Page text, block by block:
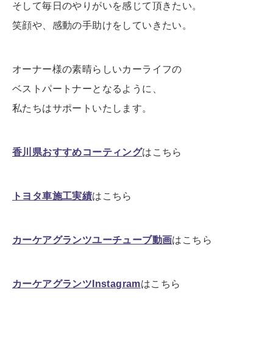
そして毎日のやりがいを感じて頂きたい。
笑顔や、感動の手助けをしていきたい。
オーナー様の素晴らしいカーライフの
ベストパートナーとなるように、
私たちはサポートいたします。
香川県おすすめコーティングはこちら
トヨタ車施工実績はこちら
カーケアグランツユーチューブ動画はこちら
カーケアグランツInstagramはこちら